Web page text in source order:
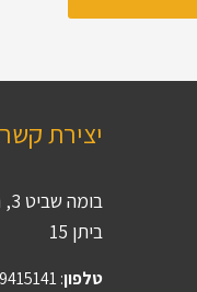
יצירת קשר
ביתן 15
טלפון: